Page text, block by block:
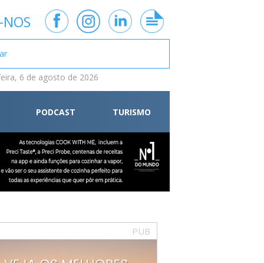
6 de agosto de 2026
PODCAST TURISMO
PUB